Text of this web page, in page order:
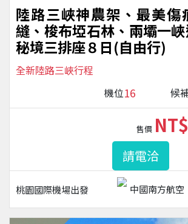
陸路三峽神農架、最美傷
縫、梭布埡石林、兩壩一
秘境三排座８日(自由行)
全新陸路三峽行程
機位16 候
桃園國際機場出發 中國南方航空
售價
請電洽